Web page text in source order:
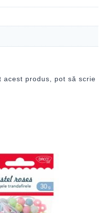
acest produs, pot să scrie